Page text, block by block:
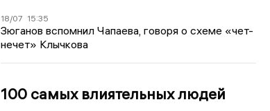
18/07 15:35
Зюганов вспомнил Чапаева, говоря о схеме «чет-
нечет» Клычкова
100 самых влиятельных людей